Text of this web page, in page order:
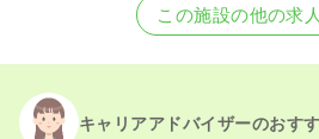
この施設の他の求
キャリアアドバイザーのおす